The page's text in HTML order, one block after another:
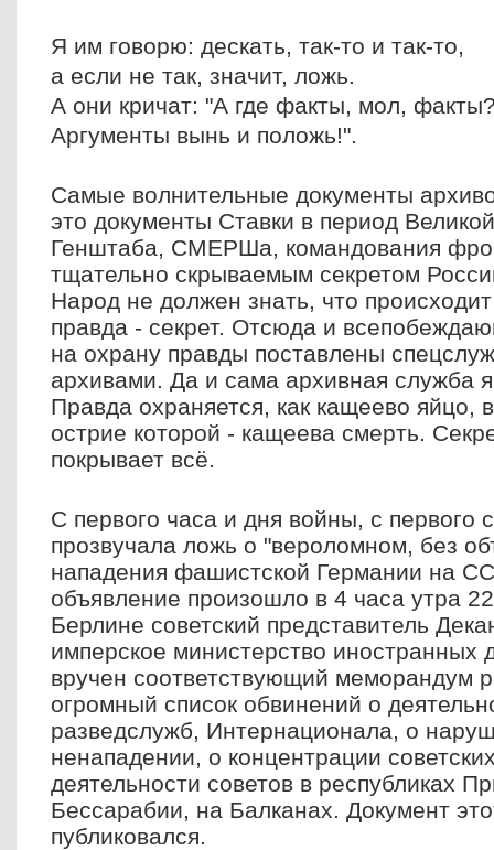
Я им говорю: дескать, так-то и так-то,
а если не так, значит, ложь.
А они кричат: "А где факты, мол,
Аргументы вынь и положь!".
Самые волнительные документы
это документы Ставки в период
Генштаба, СМЕРШа, командования
тщательно скрываемым секретом
Народ не должен знать, что
правда - секрет. Отсюда и
на охрану правды поставлены
архивами. Да и сама архивная служба
Правда охраняется, как кащеево яйцо,
острие которой - кащеева смерть.
покрывает всё.
С первого часа и дня войны, с первого
прозвучала ложь о "вероломном, без
нападения фашистской Германии на
объявление произошло в 4 часа утра
Берлине советский представитель
имперское министерство
вручен соответствующий меморандум
огромный список обвинений о
разведслужб, Интернационала, о
ненападении, о концентрации
деятельности советов в республиках
Бессарабии, на Балканах. Документ
публиковался.